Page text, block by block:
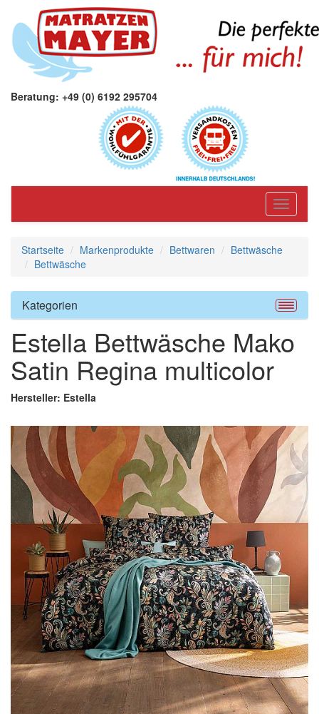
Beratung: +49 (0) 6192 295704
Toggle
Startseite Markenprodukte Bettwaren
Bettwäsche
Bettwäsche
Kategorien
Estella Bettwäsche Mako
Satin Regina multicolor
Hersteller: Estella